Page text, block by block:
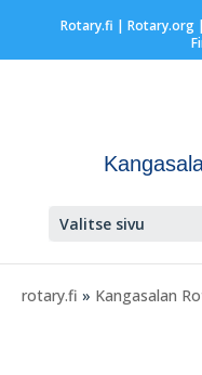
Rotary.fi | Rotary.org|
Valitse sivu
rotary.fi » Kangasalan